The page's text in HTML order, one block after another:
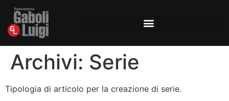
Archivi: Serie
Tipologia di articolo per la creazione di serie.